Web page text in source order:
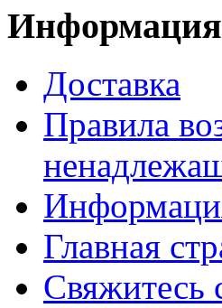
Информация
Доставка
Правила
Главная
Свяжитесь